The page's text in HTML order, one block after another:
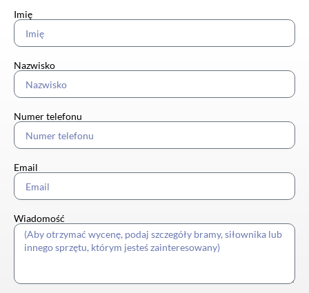
Imię
Nazwisko
Numer telefonu
Email
Wiadomość